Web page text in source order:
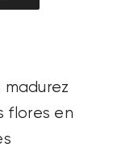
flores en